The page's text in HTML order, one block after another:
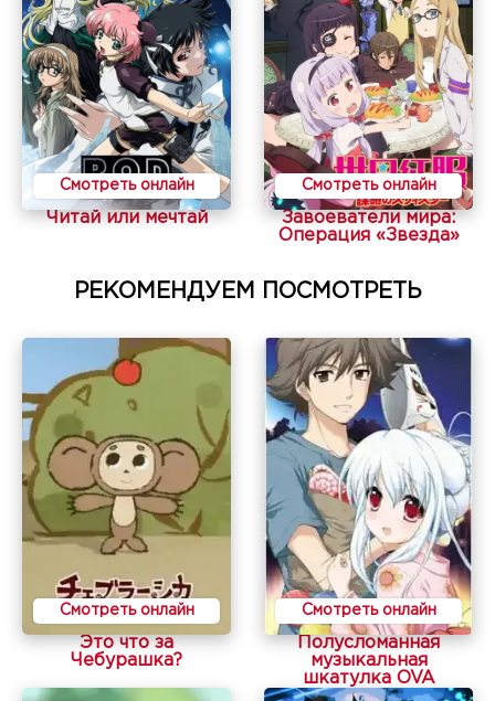
Смотреть онлайн
Читай или мечтай
Смотреть онлайн
Завоеватели мира:
Операция «Звезда»
РЕКОМЕНДУЕМ ПОСМОТРЕТЬ
Смотреть онлайн
Это что за
Чебурашка?
Смотреть онлайн
Полусломанная
музыкальная
шкатулка OVA